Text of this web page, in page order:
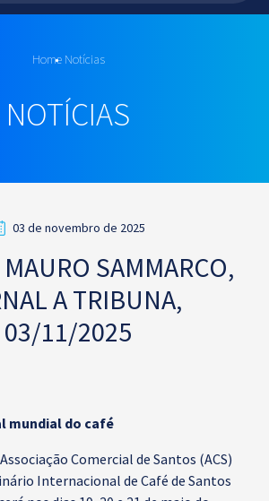
Home Notícias
NOTÍCIAS
03 de novembro de 2025
SAMMARCO,
A TRIBUNA,
03/11/2025
mundial do café
Comercial de Santos (ACS)
Internacional de Café de Santos